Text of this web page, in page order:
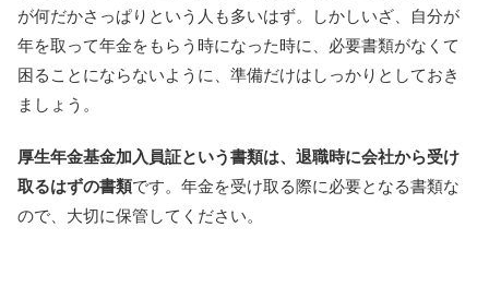
が何だかさっぱりという人も多いはず。しかしいざ、自分が
年を取って年金をもらう時になった時に、必要書類がなくて
困ることにならないように、準備だけはしっかりとしておき
ましょう。
厚生年金基金加入員証という書類は、退職時に会社から受け
取るはずの書類です。年金を受け取る際に必要となる書類な
ので、大切に保管してください。